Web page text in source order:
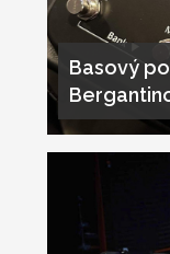
Basový